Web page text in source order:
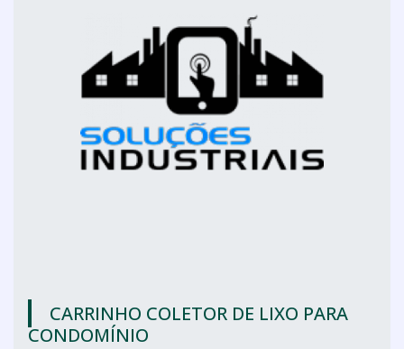
CARRINHO COLETOR DE LIXO PARA
CONDOMÍNIO